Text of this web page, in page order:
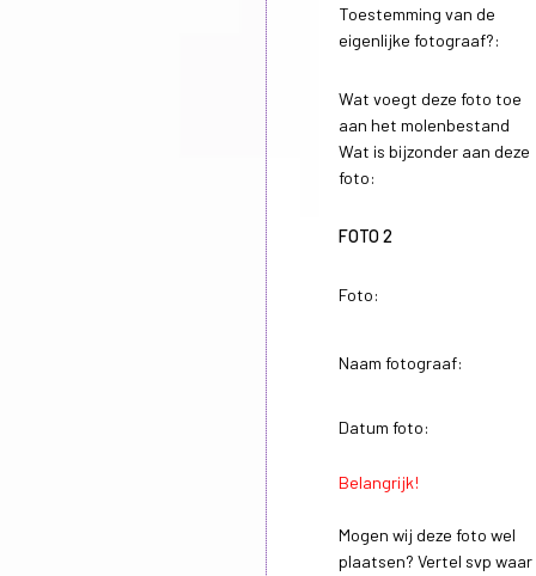
Toestemming van de
eigenlijke fotograaf?:
Wat voegt deze foto toe
aan het molenbestand
Wat is bijzonder aan deze
foto:
FOTO 2
Foto:
Naam fotograaf:
Datum foto:
Belangrijk!
Mogen wij deze foto wel
plaatsen? Vertel svp waar